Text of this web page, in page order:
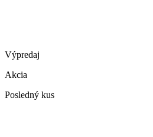
Výpredaj
Akcia
Posledný kus